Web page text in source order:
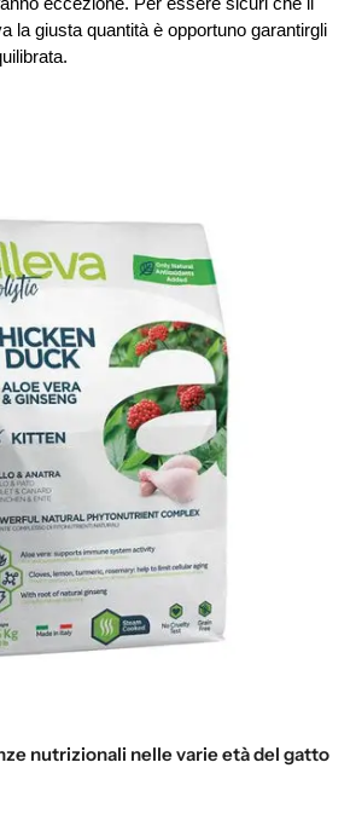
la giusta quantità è opportuno garantirgli
nutrizionali nelle varie età del gatto